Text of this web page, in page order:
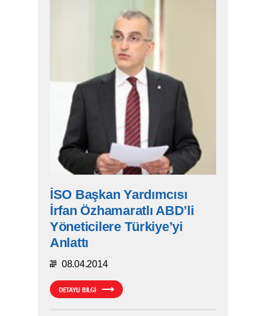
İSO Başkan Yardımcısı
İrfan Özhamaratlı ABD’li
Yöneticilere Türkiye’yi
Anlattı
08.04.2014
DETAYLI BİLGİ